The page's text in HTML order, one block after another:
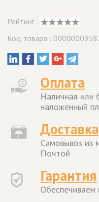
Рейтинг :
Код товара :
Оплата
Наличная или
наложенный
Доставка
Самовывоз из
Почтой
Гарантия
Обеспечиваем